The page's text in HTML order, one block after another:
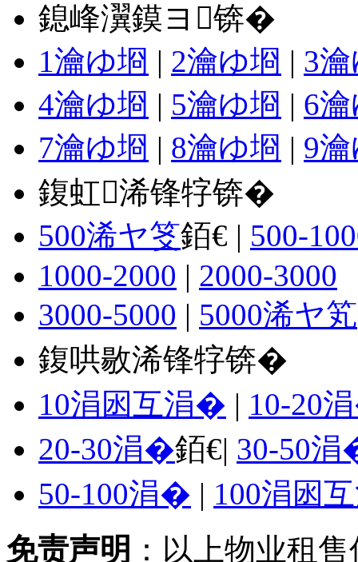
鎴峰瀷鏌ヨ锛�
1瀹ゆ埛 | 2瀹ゆ埛 | 3
4瀹ゆ埛 | 5瀹ゆ埛 | 6
7瀹ゆ埛 | 8瀹ゆ埛 | 9
鍑虹浠锋牸锛�
500浠ヤ笅銆€ | 500-
1000-2000 | 2000-3000
3000-5000 | 5000浠ヤ笂
鍑哄敭浠锋牸锛�
10涓囦互涓� | 10-20
20-30涓�銆€| 30-50
50-100涓� | 100涓囦
免责声明 ：以上物业租